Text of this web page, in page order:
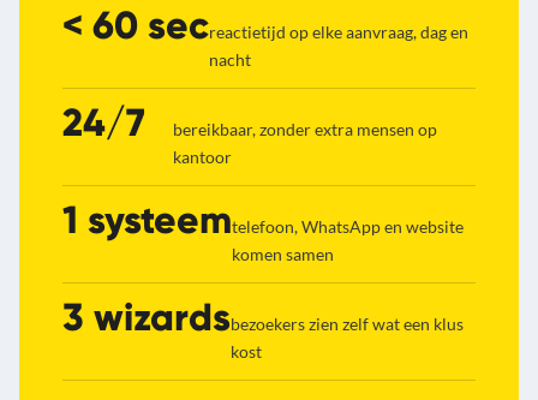
< 60 secreactietijd op elke aanvraag, dag en
nacht
24/7
bereikbaar, zonder extra mensen op
kantoor
1 systeemtelefoon, WhatsApp en website
komen samen
3 wizardsbezoekers zien zelf wat een klus
kost